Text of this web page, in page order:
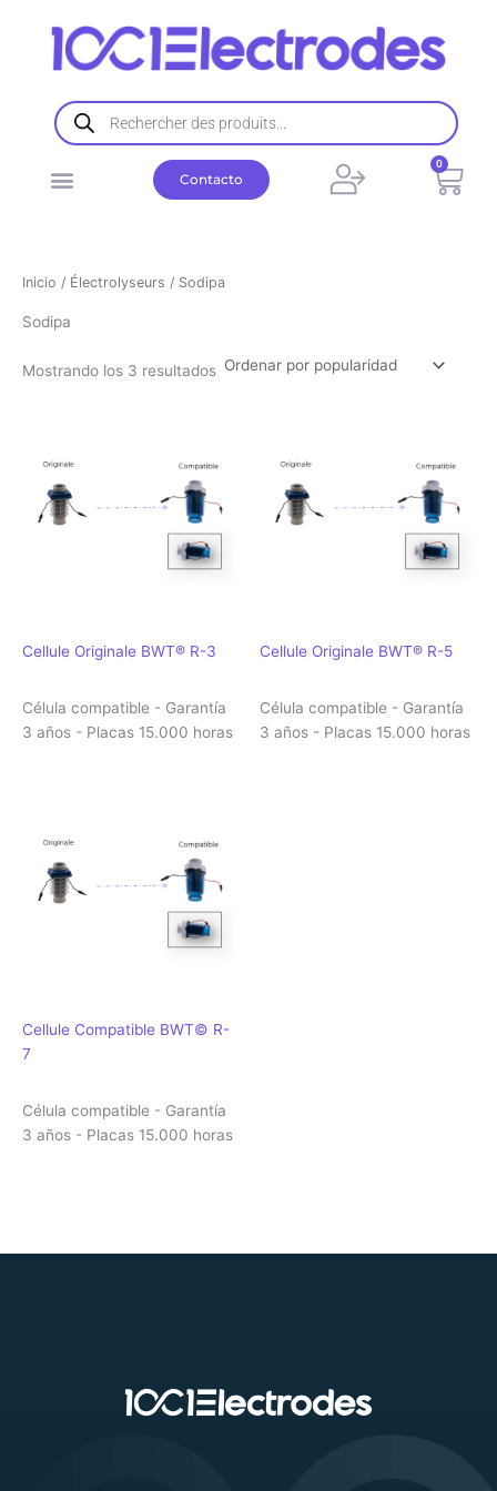
contenido
Búsqueda
de
productos
Contacto
0
Inicio / Électrolyseurs / Sodipa
Sodipa
Mostrando los 3 resultados
popularidad
Cellule Originale BWT® R-3
Célula compatible - Garantía
3 años - Placas 15.000 horas
Cellule Originale BWT® R-5
Célula compatible - Garantía
3 años - Placas 15.000 horas
Cellule Compatible BWT© R-
7
Célula compatible - Garantía
3 años - Placas 15.000 horas